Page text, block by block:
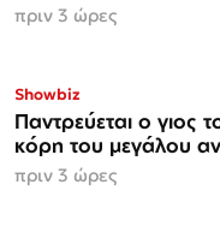
πριν 3 ώρες
ΑΠΟΚΛΕΙΣΤΙΚΟ
Showbiz
Παντρεύεται ο γιος
κόρη του μεγάλου
πριν 3 ώρες